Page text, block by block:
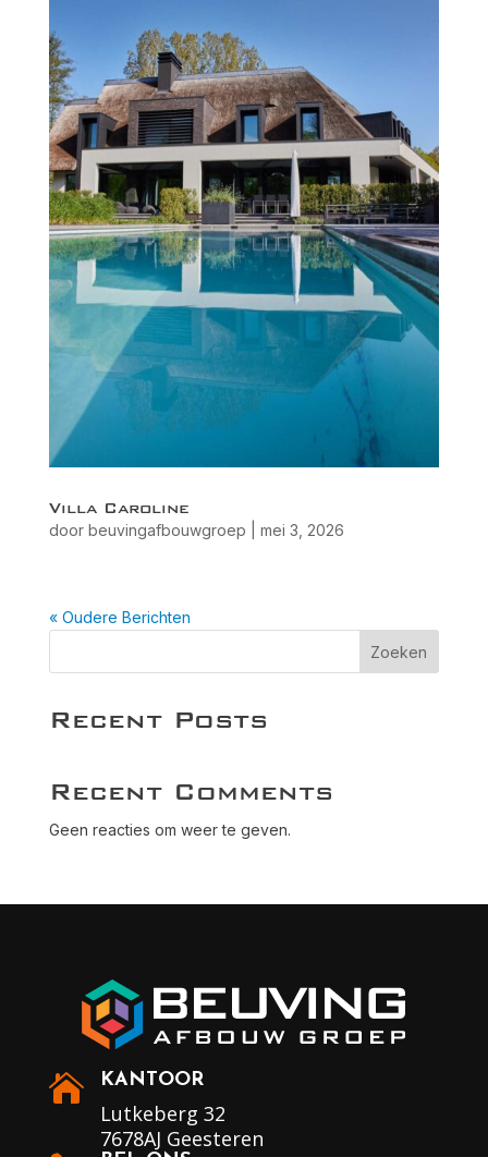
Villa Caroline
door beuvingafbouwgroep mei 3, 2026
« Oudere Berichten
Zoeken
Recent Posts
Recent Comments
Geen reacties om weer te geven.
 KANTOOR
Lutkeberg 32
7678AJ Geesteren